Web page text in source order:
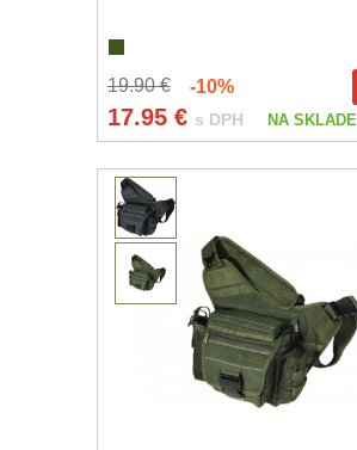
Príslušenstvo
Oblečenie na
turistiku67
Pánske oblečenie
na turistiku34
Dámske oblečenie
na turistiku50
Termoprádlo16
19.90 €-10%
17.95 € s DPH NA SKLADE